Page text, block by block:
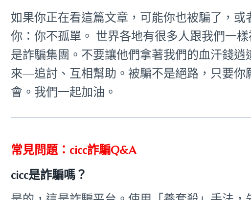
如果你正在看這篇文章，可能你也被騙了，
你：你不孤單。 世界各地有很多人跟我們一
是詐騙集團。不要讓他們拿著我們的血汗錢
來—追討、互相幫助。被騙不是絕路，只要你
會。我們一起加油。
常見問題：cicc詐騙Q&A
cicc是詐騙嗎？